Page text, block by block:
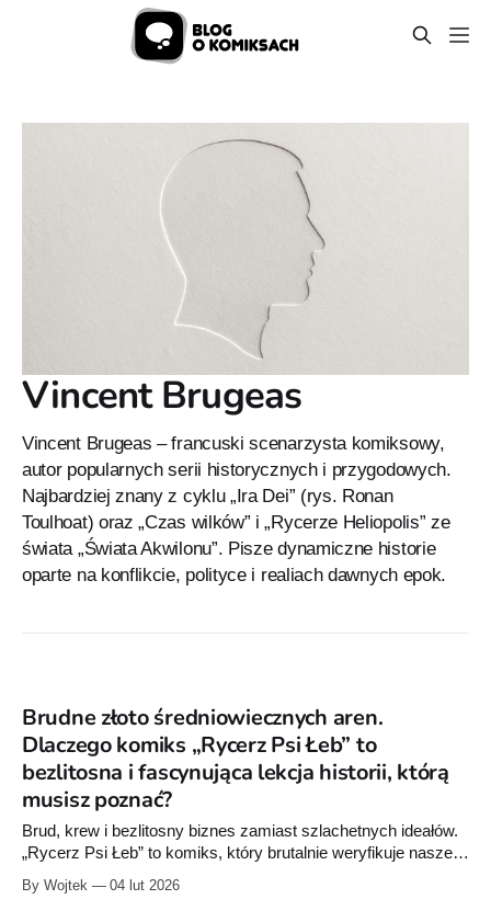
Vincent Brugeas
Vincent Brugeas – francuski scenarzysta komiksowy,
autor popularnych serii historycznych i przygodowych.
Najbardziej znany z cyklu „Ira Dei” (rys. Ronan
Toulhoat) oraz „Czas wilków” i „Rycerze Heliopolis” ze
świata „Świata Akwilonu”. Pisze dynamiczne historie
oparte na konflikcie, polityce i realiach dawnych epok.
Brudne złoto średniowiecznych aren.
Dlaczego komiks „Rycerz Psi Łeb” to
bezlitosna i fascynująca lekcja historii, którą
musisz poznać?
Brud, krew i bezlitosny biznes zamiast szlachetnych ideałów.
„Rycerz Psi Łeb” to komiks, który brutalnie weryfikuje nasze
wyobrażenia o średniowiecznych turniejach. Poznajcie
historię, w której za blaskiem zbroi kryją się układy, walka o
By Wojtek 04 lut 2026